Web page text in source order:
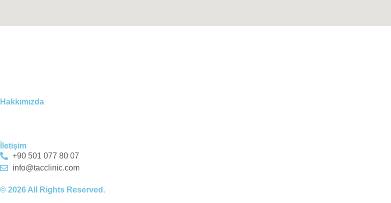
Hakkımızda
İletişim
+90 501 077 80 07
info@tacclinic.com
© 2026 All Rights Reserved.